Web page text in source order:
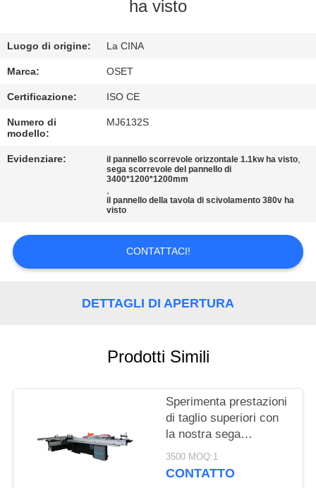
FABBRICA
CONTROLLO
DI
QUALITÀ
CONTATTICI
RICHIEDA
CITAZIONE
POLICY
ha visto
Luogo di origine: La CINA
Marca: OSET
Certificazione: ISO CE
Numero di
modello:
MJ6132S
Evidenziare: il pannello scorrevole orizzontale 1.1kw ha visto,
sega scorrevole del pannello di
3400*1200*1200mm
,
il pannello della tavola di scivolamento 380v ha
visto
CONTATTACI!
DETTAGLI DI APERTURA
Prodotti Simili
Sperimenta prestazioni
di taglio superiori con
la nostra sega
scorrevole per la
lavorazione del legno
3500 MOQ:1
CONTATTO